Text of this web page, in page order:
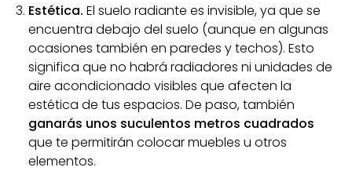
Estética. El suelo radiante es invisible, ya que se
encuentra debajo del suelo (aunque en algunas
ocasiones también en paredes y techos). Esto
significa que no habrá radiadores ni unidades de
aire acondicionado visibles que afecten la
estética de tus espacios. De paso, también
ganarás unos suculentos metros cuadrados
que te permitirán colocar muebles u otros
elementos.